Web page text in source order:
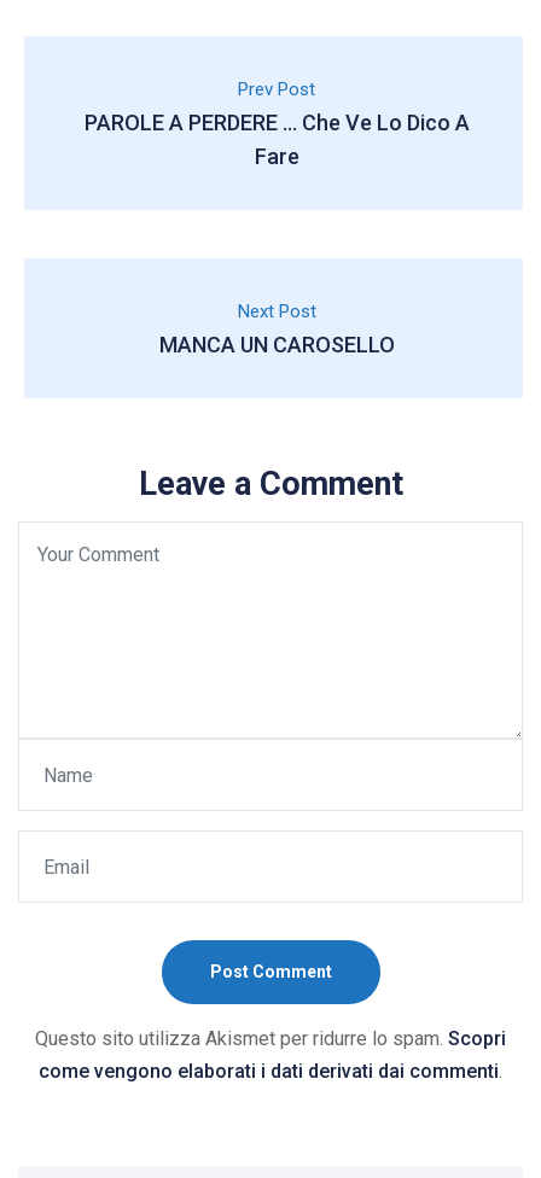
Prev Post
PAROLE A PERDERE … Che Ve Lo Dico A
Fare
Next Post
MANCA UN CAROSELLO
Leave a Comment
Post Comment
Questo sito utilizza Akismet per ridurre lo spam. Scopri
come vengono elaborati i dati derivati dai commenti.